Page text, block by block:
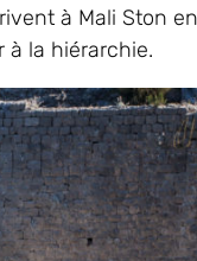
à Mali Ston
à la hiérarchie.